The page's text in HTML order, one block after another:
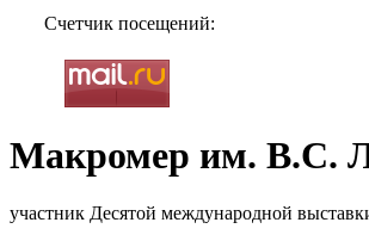
Счетчик посещений:
Макромер им. В.С.
участник Десятой международной